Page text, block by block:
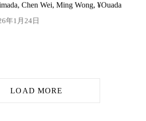
Chen Wei, Ming Wong, ¥ouada
年1月24日
LOAD MORE